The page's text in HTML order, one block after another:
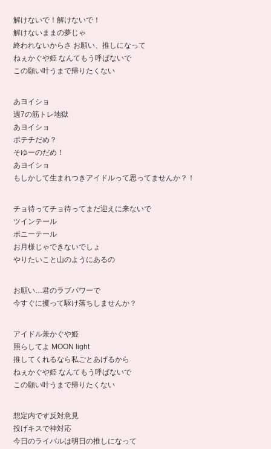
解けないで！解けないで！
解けないままの夢じゃ
終われないからさ お願い、推しになって
ねぇかぐや姫 なんてもう呼ばないで
この願い叶うまで帰りたくない
あヨイショ
週7の筋トレ地獄
あヨイショ
ポテチだめ？
そゆーのだめ！
あヨイショ
もしかして生まれつきアイドルって思ってませんか？！
チョ待ってチョ待ってまだ迎えに来ないで
ツインテール
ポニーテール
お月様じゃできないでしょ
やりたいこと山のようにあるの
お願い…君のラブパワーで
今すぐに攫って駆け落ちしませんか？
アイドル兼かぐや姫
照らしてよ MOON light
推してくれるなら私ごとあげるから
ねぇかぐや姫 なんてもう呼ばないで
この願い叶うまで帰りたくない
想定内です反対意見
投げキスで神対応
今日のライバルは明日の推しになって